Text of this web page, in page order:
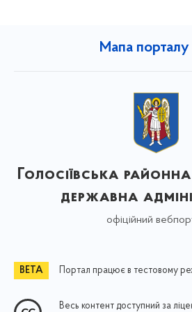
Мапа порталу
Голосіївська
державна
офіційний
Портал працює в тестовому
Весь контент доступний за